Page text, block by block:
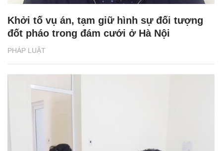
PHÁP LUẬT
Khởi tố vụ án, tạm giữ hình sự đối tượng
đốt pháo trong đám cưới ở Hà Nội